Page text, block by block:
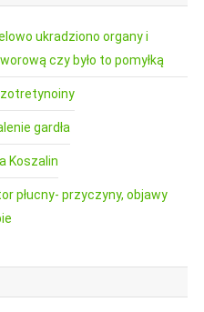
ukradziono organy i
czy było to pomyłką
gardła
Koszalin
płucny- przyczyny, objawy